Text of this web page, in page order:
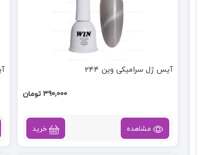
آیس ژل سرامیکی وین 244
390,000 تومان
مشاهده خرید